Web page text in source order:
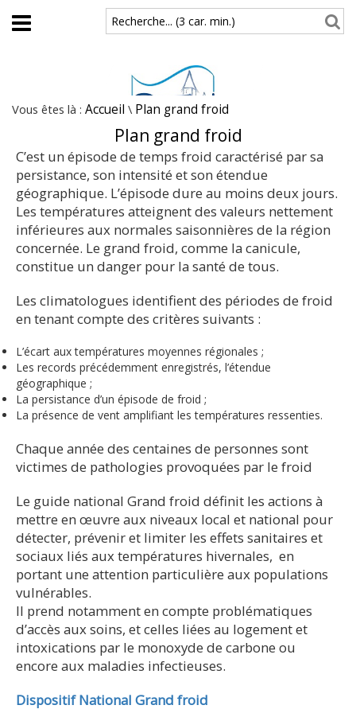
Aller au contenu principal
Recherche... (3 car. min.)
Vous êtes là : Accueil \ Plan grand froid
Plan grand froid
C’est un épisode de temps froid caractérisé par sa
persistance, son intensité et son étendue
géographique. L’épisode dure au moins deux jours.
Les températures atteignent des valeurs nettement
inférieures aux normales saisonnières de la région
concernée. Le grand froid, comme la canicule,
constitue un danger pour la santé de tous.
Les climatologues identifient des périodes de froid
en tenant compte des critères suivants :
L’écart aux températures moyennes régionales ;
Les records précédemment enregistrés, l’étendue
géographique ;
La persistance d’un épisode de froid ;
La présence de vent amplifiant les températures ressenties.
Chaque année des centaines de personnes sont
victimes de pathologies provoquées par le froid
Le guide national Grand froid définit les actions à
mettre en œuvre aux niveaux local et national pour
détecter, prévenir et limiter les effets sanitaires et
sociaux liés aux températures hivernales, en
portant une attention particulière aux populations
vulnérables.
Il prend notamment en compte problématiques
d’accès aux soins, et celles liées au logement et
intoxications par le monoxyde de carbone ou
encore aux maladies infectieuses.
Dispositif National Grand froid